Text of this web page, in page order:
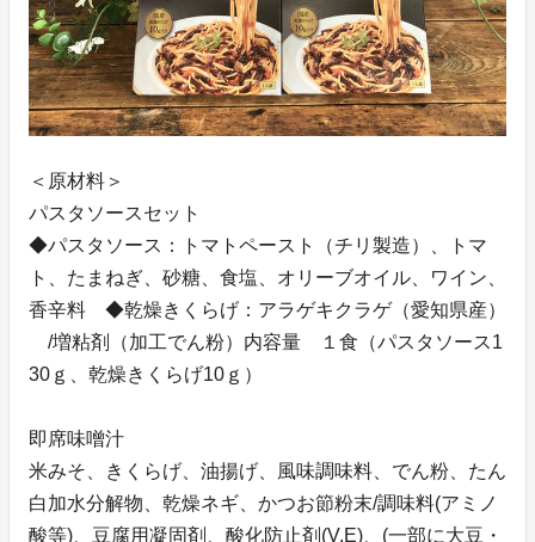
＜原材料＞
パスタソースセット
◆パスタソース：トマトペースト（チリ製造）、トマ
ト、たまねぎ、砂糖、食塩、オリーブオイル、ワイン、
香辛料 ◆乾燥きくらげ：アラゲキクラゲ（愛知県産）
/増粘剤（加工でん粉）内容量 １食（パスタソース1
30ｇ、乾燥きくらげ10ｇ）
即席味噌汁
米みそ、きくらげ、油揚げ、風味調味料、でん粉、たん
白加水分解物、乾燥ネギ、かつお節粉末/調味料(アミノ
酸等)、豆腐用凝固剤、酸化防止剤(V.E)、(一部に大豆・